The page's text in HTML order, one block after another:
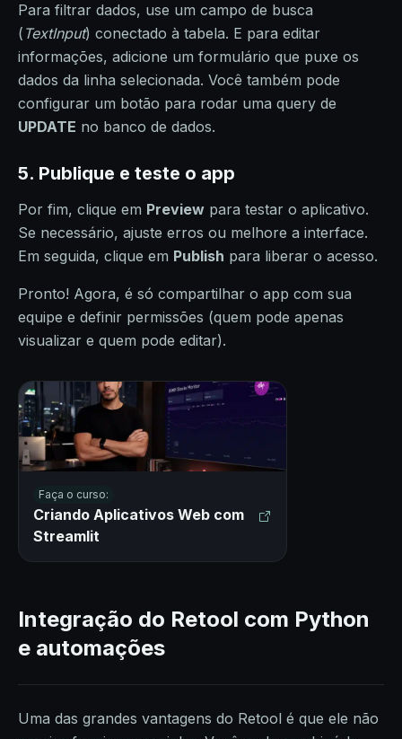
Para filtrar dados, use um campo de busca
( TextInput) conectado à tabela. E para editar
informações, adicione um formulário que puxe os
dados da linha selecionada. Você também pode
configurar um botão para rodar uma query de
UPDATE no banco de dados.
5. Publique e teste o app
Por fim, clique em Preview para testar o aplicativo.
Se necessário, ajuste erros ou melhore a interface.
Em seguida, clique em Publish para liberar o acesso.
Pronto! Agora, é só compartilhar o app com sua
equipe e definir permissões (quem pode apenas
visualizar e quem pode editar).
Faça o curso:
Criando Aplicativos Web com
Streamlit
Integração do Retool com Python
e automações
Uma das grandes vantagens do Retool é que ele não